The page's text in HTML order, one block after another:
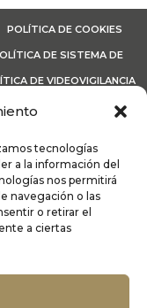
tecnologías
a la información del
nos permitirá
navegación o las
o retirar el
a ciertas
POLÍTICA DE COOKIES
DE SISTEMA DE
DE VIDEOVIGILANCIA
Integral | Recoletas